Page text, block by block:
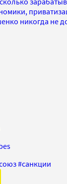
никогда не
#санкции